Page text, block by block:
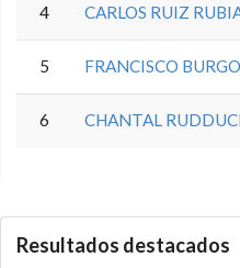
4 CARLOS RUIZ
5 FRANCISCO
6 CHANTAL
Resultados destacados